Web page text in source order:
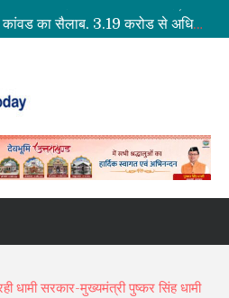
हरिद्वार में डाक कांवड़ का सैलाब, 3.19 करोड़ से अधिक शिवभक्त गंगाजल लेकर रवाना
2027 की तैयारी में जुटी कांग्रेस, खड़गे ने रुद्रपुर में नेताओं को दिया एकजुटता का मंत्र
धामी सरकार-मुख्यमंत्री पुष्कर सिंह धामी